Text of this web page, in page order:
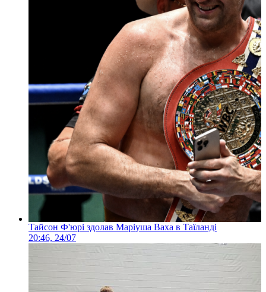
Тайсон Ф'юрі здолав Маріуша Ваха в Таїланді
20:46, 24/07